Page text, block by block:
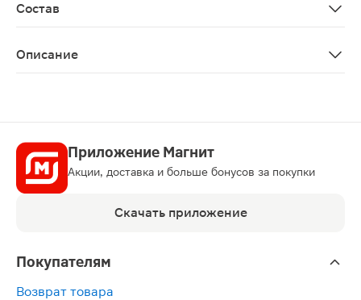
Состав
Описание
Приложение Магнит
Акции, доставка и больше бонусов за покупки
Скачать приложение
Покупателям
Возврат товара